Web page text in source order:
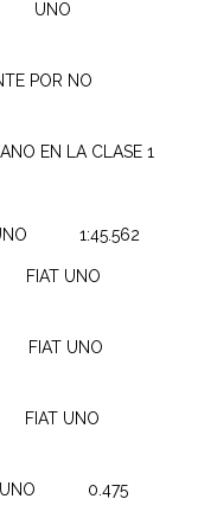
UNO
POR NO
EN LA CLASE 1
1:45.562
UNO
UNO
FIAT UNO
0.475